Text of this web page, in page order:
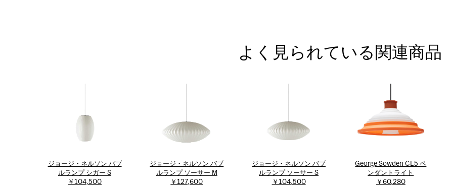
よく見られている関連商品
ジョージ・ネルソン バブ
ルランプ シガー S
￥104,500
ジョージ・ネルソン バブ
ルランプ ソーサー M
￥127,600
ジョージ・ネルソン バブ
ルランプ ソーサー S
￥104,500
George Sowden CL5 ペ
ンダントライト
￥60,280